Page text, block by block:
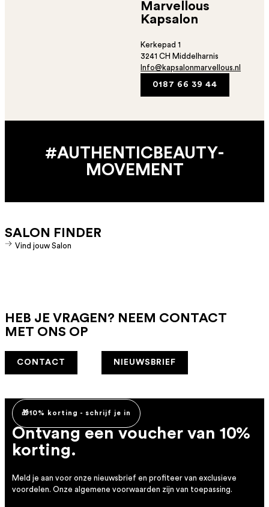
Marvellous
Kapsalon
Kerkepad 1
3241 CH Middelharnis
Info@kapsalonmarvellous.nl
0187 66 39 44
#AUTHENTIC­BEAUTY­
MOVEMENT
SALON FINDER
Vind jouw Salon
HEB JE VRAGEN? NEEM CONTACT
MET ONS OP
CONTACT NIEUWSBRIEF
🎁10% korting - schrijf je in
Ontvang een voucher van 10%
korting.
Meld je aan voor onze nieuwsbrief en profiteer van exclusieve
voordelen. Onze algemene voorwaarden zijn van toepassing.